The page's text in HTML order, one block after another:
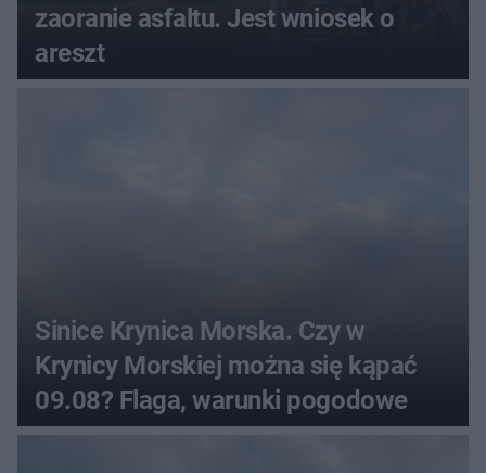
zaoranie asfaltu. Jest wniosek o
areszt
Sinice Krynica Morska. Czy w
Krynicy Morskiej można się kąpać
09.08? Flaga, warunki pogodowe